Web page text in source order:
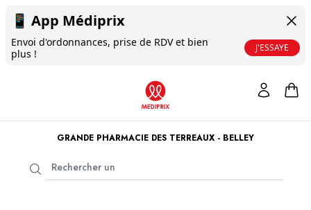
📱 App Médiprix
Envoi d'ordonnances, prise de RDV et bien
plus !
J'ESSAYE
GRANDE PHARMACIE DES TERREAUX - BELLEY